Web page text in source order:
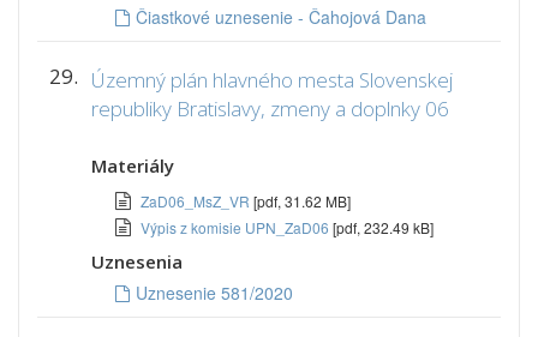
Čiastkové uznesenie - Čahojová Dana
29. Územný plán hlavného mesta Slovenskej
republiky Bratislavy, zmeny a doplnky 06
Materiály
ZaD06_MsZ_VR [pdf, 31.62 MB]
Výpis z komisie UPN_ZaD06 [pdf, 232.49 kB]
Uznesenia
Uznesenie 581/2020